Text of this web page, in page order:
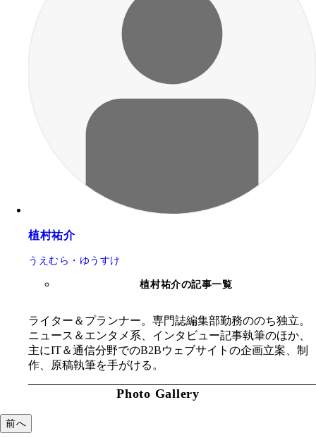
植村祐介
うえむら・ゆうすけ
植村祐介の記事一覧
ライター＆プランナー。専門誌編集部勤務ののち独立。
ニュース＆エンタメ系、インタビュー記事執筆のほか、
主にIT＆通信分野でのB2Bウェブサイトの企画立案、制
作、原稿執筆を手がける。
Photo Gallery
前へ